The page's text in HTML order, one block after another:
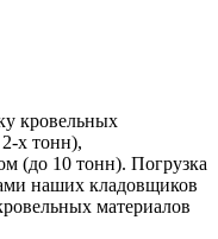
кровельных
х тонн),
(до 10 тонн). Погрузка
наших кладовщиков
материалов